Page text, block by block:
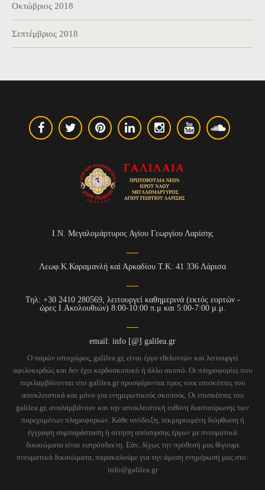
Οκτώβριος 2018
Σεπτέμβριος 2018
Ι.Ν. Μεγαλομάρτυρος Αγίου Γεωργίου Λαρίσης
Λεωφ.Κ.Καραμανλή καί Αρκαδίου Τ.Κ: 41 336 Λάρισα
Τηλ: +30 2410 280569, λειτουργεί καθημερινά (εκτός εορτών -
ώρες Ι.Ακολουθιών) 8:00-10:00 π.μ και 5:00-7:00 μ.μ.
email: info [@] galilea.gr
Ο παρών ιστοχώρος, galilea.gr, είναι έργο εθελοντών και λειτουργεί
αφιλοκερδώς και δεν έχει κερδοσκοπικό ή άλλο σκοπό. Οι πληροφορίες που
περιλαμβάνονται στο galilea.gr προσφέρονται προς τους επισκέπτες του
αποκλειστικά και μόνο για ενημερωτικούς σκοπούς. Οι επισκέπτες του
galilea.gr, αναλαμβάνουν και την αποκλειστική ευθύνη διασταύρωσης των
παρεχομένων πληροφοριών. Κάθε υπόδειξη, τεκμηριωμένη διόρθωση ή
έγγραφη συμπαράσταση ή αίτηση απόσυρσης έργων με πνευματικά
δικαιώματα είναι ευπρόσδεκτη. Εάν, δίχως την πρόθεσή μας θίγουμε
πνευματικά δικαιώματα, παρακαλούμε για την άμεση ενημέρωσή μας στο:
info@galilea.gr